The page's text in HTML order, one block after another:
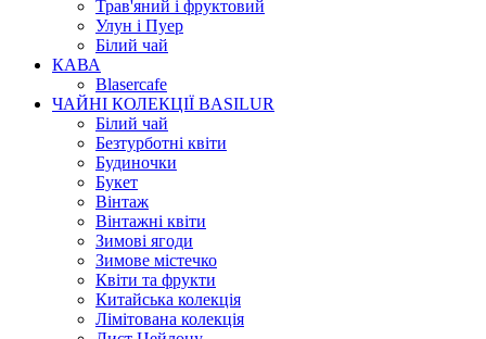
Трав'яний і фруктовий
Улун і Пуер
Білий чай
КАВА
Blasercafe
ЧАЙНІ КОЛЕКЦІЇ BASILUR
Білий чай
Безтурботні квіти
Будиночки
Букет
Вінтаж
Вінтажні квіти
Зимові ягоди
Зимове містечко
Квіти та фрукти
Китайська колекція
Лімітована колекція